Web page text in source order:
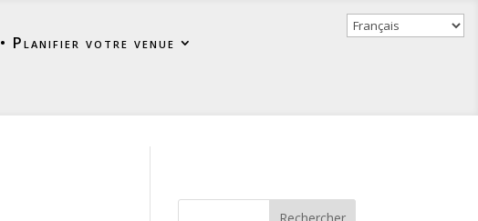
• Planifier votre venue